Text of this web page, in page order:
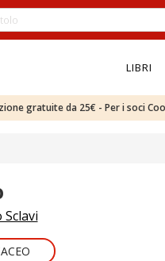
LIBRI
gratuite da 25€ - Per i soci